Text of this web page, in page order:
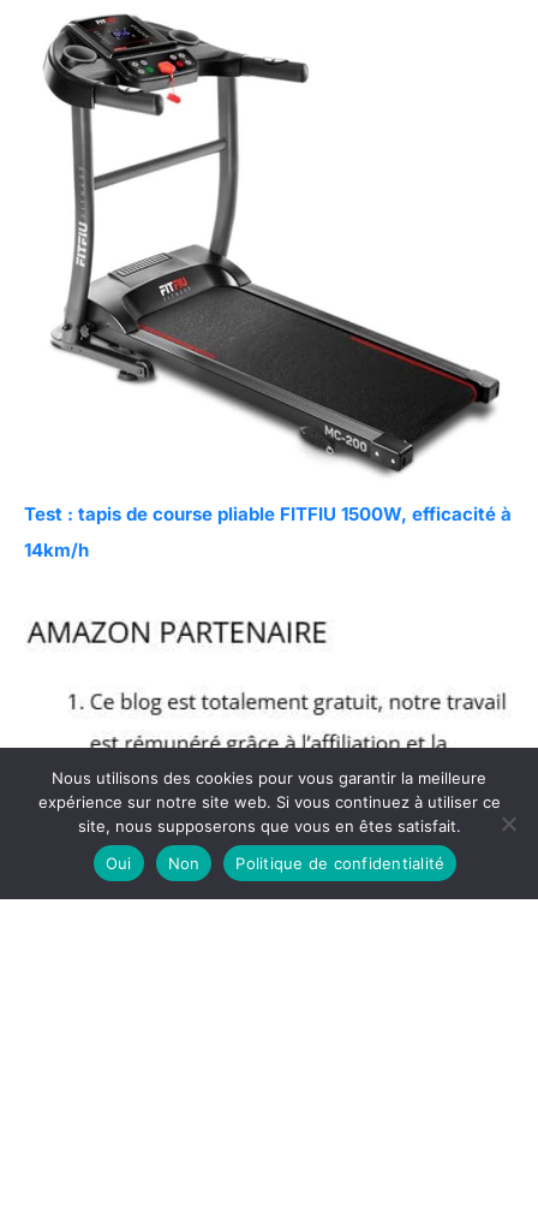
Test : tapis de course pliable FITFIU 1500W, efficacité à
14km/h
Nous utilisons des cookies pour vous garantir la meilleure
expérience sur notre site web. Si vous continuez à utiliser ce
site, nous supposerons que vous en êtes satisfait.
Oui
Non Politique de confidentialité